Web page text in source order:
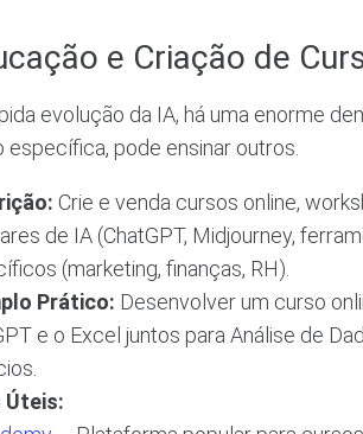
e Criação de
evolução da IA, há uma enorme
específica, pode ensinar outros.
Crie e venda cursos online,
de IA (ChatGPT, Midjourney,
(marketing, finanças, RH).
Prático: Desenvolver um curso
e o Excel juntos para Análise de
Úteis: